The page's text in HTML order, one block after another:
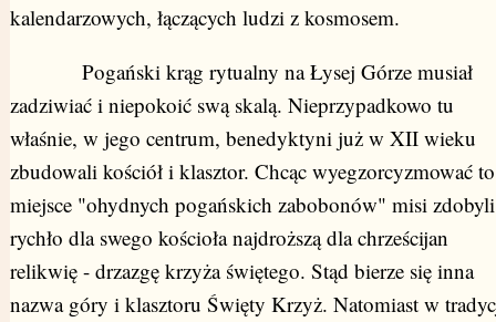
kalendarzowych, łączących ludzi z kosmosem.
Pogański krąg rytualny na Łysej Górze musiał
zadziwiać i niepokoić swą skalą. Nieprzypadkowo tu
właśnie, w jego centrum, benedyktyni już w XII wieku
zbudowali kościół i klasztor. Chcąc wyegzorcyzmować to
miejsce "ohydnych pogańskich zabobonów" misi zdobyli
rychło dla swego kościoła najdroższą dla chrześcijan
relikwię - drzazgę krzyża świętego. Stąd bierze się inna
nazwa góry i klasztoru Święty Krzyż. Natomiast w